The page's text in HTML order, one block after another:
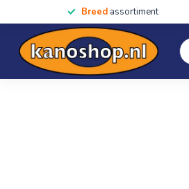
Breed assortiment
SALE!! Kano's,
Home Kober Horizont EFC